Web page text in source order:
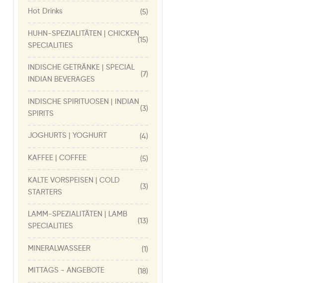
Hot Drinks (5)
HUHN-SPEZIALITÄTEN | CHICKEN
SPECIALITIES
(15)
INDISCHE GETRÄNKE | SPECIAL
INDIAN BEVERAGES
(7)
INDISCHE SPIRITUOSEN | INDIAN
SPIRITS
(3)
JOGHURTS | YOGHURT (4)
KAFFEE | COFFEE (5)
KALTE VORSPEISEN | COLD
STARTERS
(3)
LAMM-SPEZIALITÄTEN | LAMB
SPECIALITIES
(13)
MINERALWASSEER (1)
MITTAGS - ANGEBOTE (18)